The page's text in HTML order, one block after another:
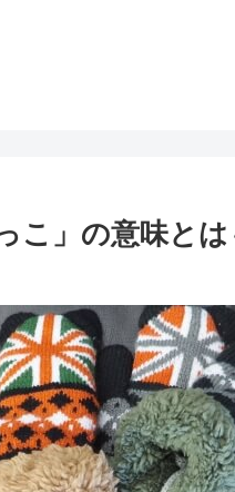
こ」の意味と